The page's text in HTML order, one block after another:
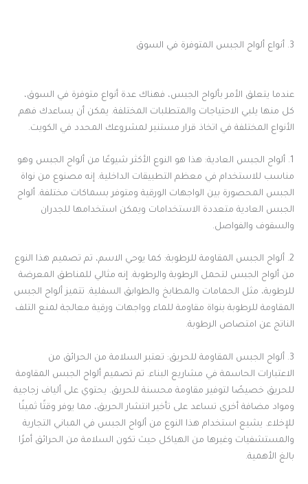
3. أنواع ألواح الجبس المتوفرة في السوق
عندما يتعلق الأمر بألواح الجبس، فهناك عدة أنواع متوفرة في السوق،
كل منها يلبي الاحتياجات والمتطلبات المختلفة. يمكن أن يساعدك فهم
الأنواع المختلفة في اتخاذ قرار مستنير لمشروعك المحدد في الكويت.
1. ألواح الجبس العادية: هذا هو النوع الأكثر شيوعًا من ألواح الجبس وهو
مناسب للاستخدام في معظم التطبيقات الداخلية. إنه مصنوع من نواة
الجبس المحصورة بين الواجهات الورقية ومتوفر بسماكات مختلفة. ألواح
الجبس العادية متعددة الاستخدامات ويمكن استخدامها للجدران
والسقوف والفواصل.
2. ألواح الجبس المقاومة للرطوبة: كما يوحي الاسم، تم تصميم هذا النوع
من ألواح الجبس لتحمل الرطوبة والرطوبة. إنه مثالي للمناطق المعرضة
للرطوبة، مثل الحمامات والمطابخ والطوابق السفلية. تتميز ألواح الجبس
المقاومة للرطوبة بنواة مقاومة للماء وواجهات ورقية معالجة لمنع التلف
الناتج عن امتصاص الرطوبة.
3. ألواح الجبس المقاومة للحريق: تعتبر السلامة من الحرائق من
الاعتبارات الحاسمة في مشاريع البناء. تم تصميم ألواح الجبس المقاومة
للحريق خصيصًا لتوفير مقاومة محسنة للحريق. يحتوي على ألياف زجاجية
ومواد مضافة أخرى تساعد على تأخير انتشار الحريق، مما يوفر وقتًا ثمينًا
للإخلاء. يشيع استخدام هذا النوع من ألواح الجبس في المباني التجارية
والمستشفيات وغيرها من الهياكل حيث تكون السلامة من الحرائق أمرًا
بالغ الأهمية.